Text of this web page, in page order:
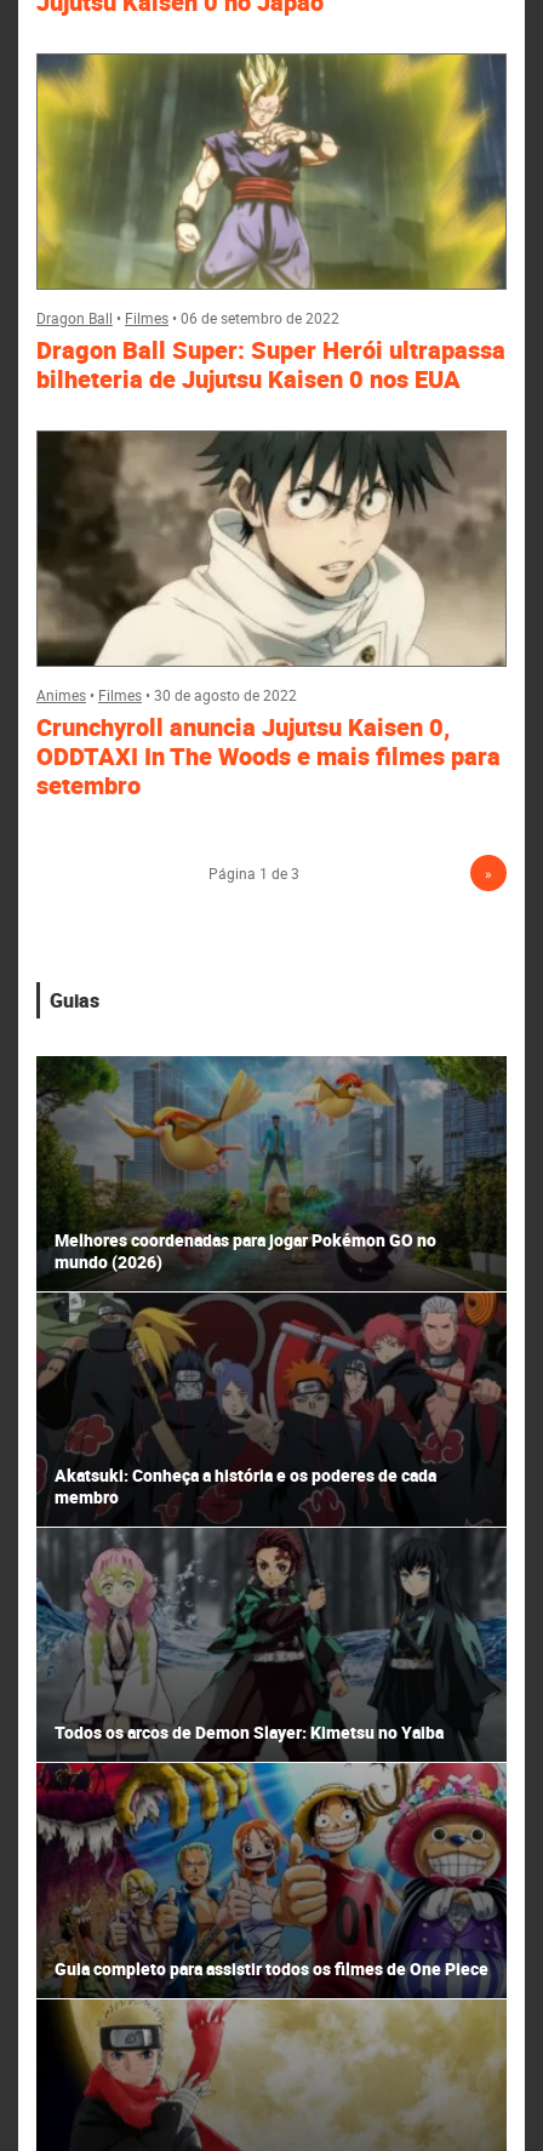
Dragon Ball • Filmes•06 de setembro de 2022
Dragon Ball Super: Super Herói ultrapassa
bilheteria de Jujutsu Kaisen 0 nos EUA
Animes• Filmes•30 de agosto de 2022
Crunchyroll anuncia Jujutsu Kaisen 0,
ODDTAXI In The Woods e mais filmes para
setembro
Página 1 de 3 »
Guias
Melhores coordenadas para jogar Pokémon GO no
mundo (2026)
Akatsuki: Conheça a história e os poderes de cada
membro
Todos os arcos de Demon Slayer: Kimetsu no Yaiba
Guia completo para assistir todos os filmes de One Piece